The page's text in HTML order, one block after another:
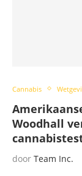
Cannabis
Woodhall
door Team Inc.